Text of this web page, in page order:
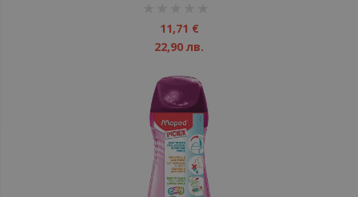
11,71 €
22,90 лв.